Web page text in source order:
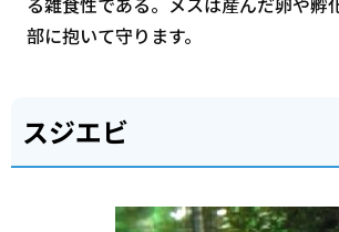
部に抱いて守ります。
スジエビ